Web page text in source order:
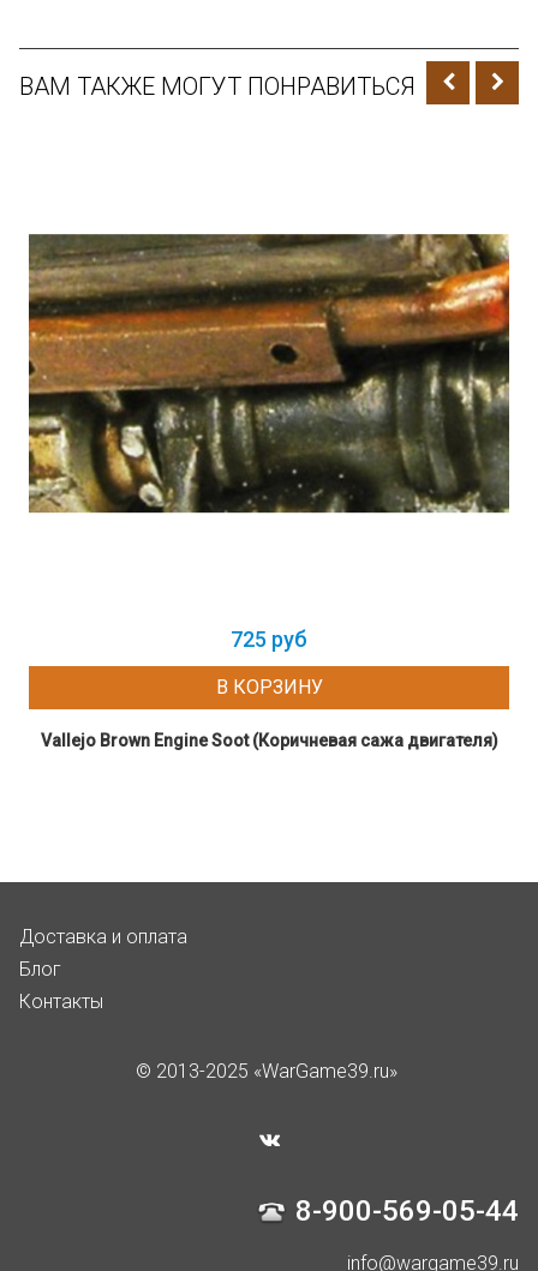
ВАМ ТАКЖЕ МОГУТ ПОНРАВИТЬСЯ
725 руб
В КОРЗИНУ
Vallejo Brown Engine Soot (Коричневая сажа двигателя)
Доставка и оплата
Блог
Контакты
© 2013-2025 «WarGame39.ru»
8-900-569-05-44
info@wargame39.ru